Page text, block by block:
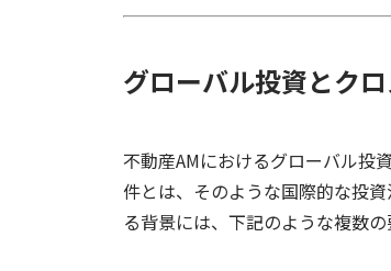
グローバル投資とク
不動産AMにおけるグローバル投
件とは、そのような国際的な投
る背景には、下記のような複数の